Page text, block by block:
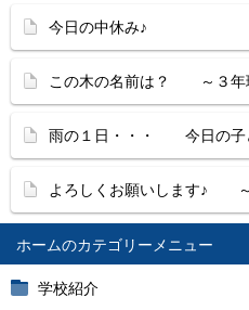
ホーム
学校紹介
今日の中休み♪
この木の名前は？ ～３年
雨の１日・・・ 今日の子
よろしくお願いします♪ ～